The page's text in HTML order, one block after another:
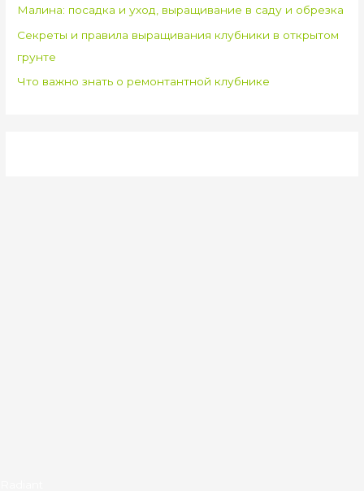
Малина: посадка и уход, выращивание в саду и обрезка
Секреты и правила выращивания клубники в открытом
грунте
Что важно знать о ремонтантной клубнике